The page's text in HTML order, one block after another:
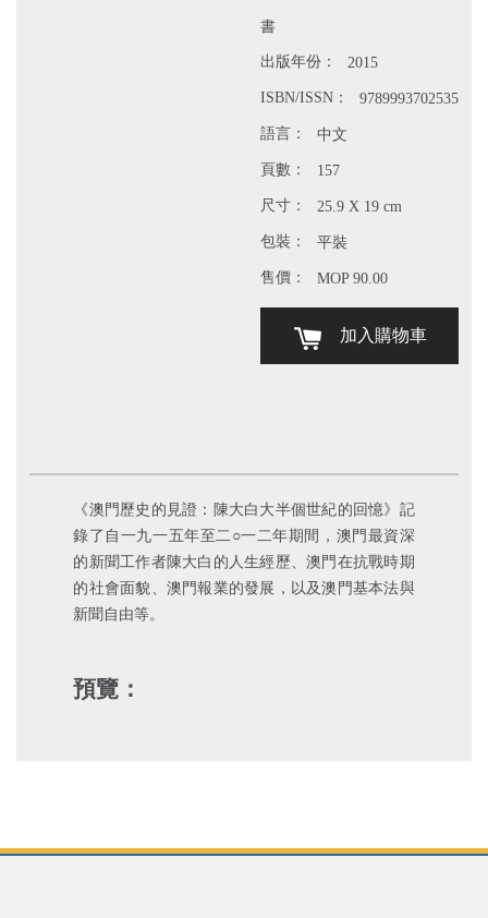
書
出版年份： 2015
ISBN/ISSN： 9789993702535
語言： 中文
頁數： 157
尺寸： 25.9 X 19 cm
包裝： 平裝
售價： MOP 90.00
加入購物車
《澳門歷史的見證：陳大白大半個世紀的回憶》記
錄了自一九一五年至二○一二年期間，澳門最資深
的新聞工作者陳大白的人生經歷、澳門在抗戰時期
的社會面貌、澳門報業的發展，以及澳門基本法與
新聞自由等。
預覽：